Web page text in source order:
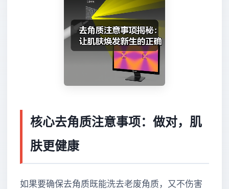
核心去角质注意事项：做对，肌
肤更健康
如果要确保去角质既能洗去老废角质，又不伤害